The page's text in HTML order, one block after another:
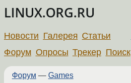
LINUX.ORG.RU
Новости Галерея Статьи
Форум Опросы Трекер Поиск
Форум — Games